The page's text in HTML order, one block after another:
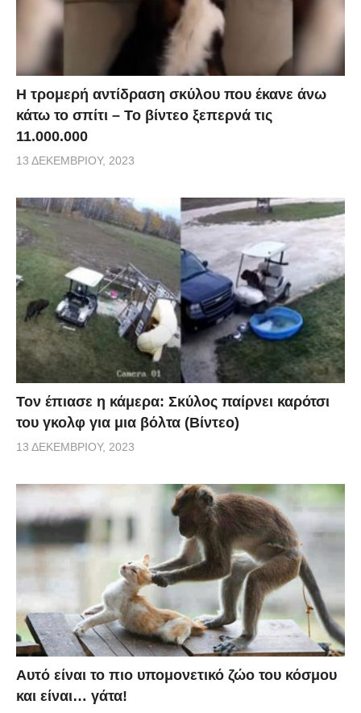
Η τρομερή αντίδραση σκύλου που έκανε άνω
κάτω το σπίτι – Το βίντεο ξεπερνά τις
11.000.000
13 ΔΕΚΕΜΒΡΊΟΥ, 2023
Τον έπιασε η κάμερα: Σκύλος παίρνει καρότσι
του γκολφ για μια βόλτα (Βίντεο)
13 ΔΕΚΕΜΒΡΊΟΥ, 2023
Αυτό είναι το πιο υπομονετικό ζώο του κόσμου
και είναι… γάτα!